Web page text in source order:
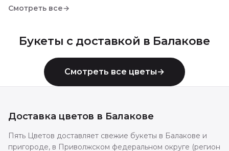
Смотреть все→
Букеты с доставкой в Балакове
Смотреть все цветы→
Доставка цветов в Балакове
Пять Цветов доставляет свежие букеты в Балакове и
пригороде, в Приволжском федеральном округе (регион